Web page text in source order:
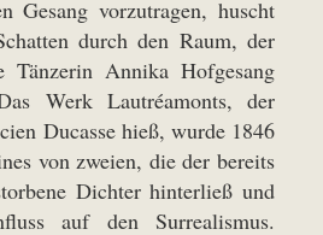
Gesang vorzutragen, huscht
durch den Raum, der
Tänzerin Annika Hofgesang
Werk Lautréamonts, der
Ducasse hieß, wurde 1846
von zweien, die der bereits
Dichter hinterließ und
auf den Surrealismus.